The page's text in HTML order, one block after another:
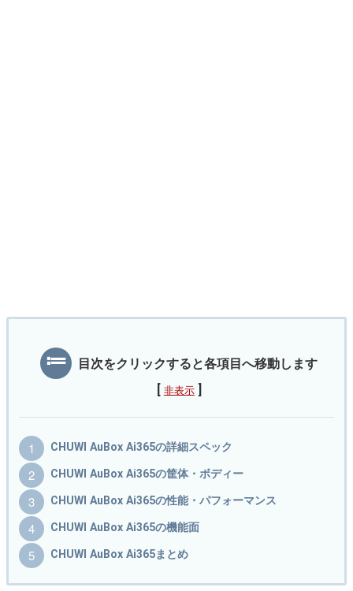
目次をクリックすると各項目へ移動します
[ 非表示 ]
CHUWI AuBox Ai365の詳細スペック
CHUWI AuBox Ai365の筐体・ボディー
CHUWI AuBox Ai365の性能・パフォーマンス
CHUWI AuBox Ai365の機能面
CHUWI AuBox Ai365まとめ